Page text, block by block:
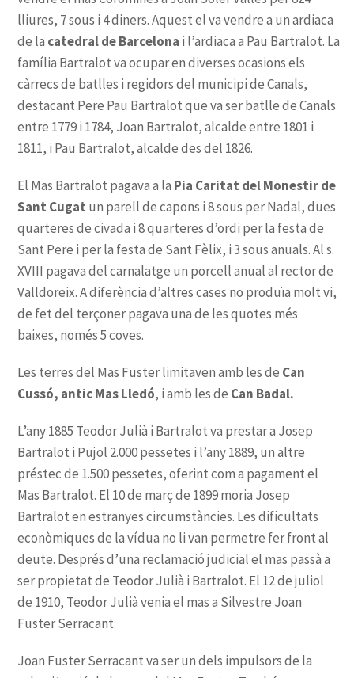
catedral de Barcelona
Pia Caritat del Monestir de
Sant Cugat
Can
Cussó, antic Mas Lledó
Can Badal.